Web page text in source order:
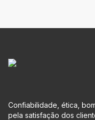
Confiabilidade, ética,
pela satisfação dos